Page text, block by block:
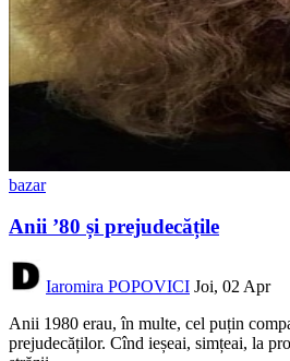
bazar
Anii ’80 și prejudecățile
Iaromira POPOVICI Joi, 02 Apr
Anii 1980 erau, în multe, cel puțin
prejudecăților. Cînd ieșeai, simțeai, la